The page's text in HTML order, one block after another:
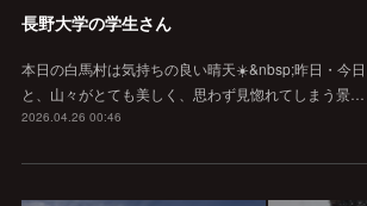
長野大学の学生さん
本日の白馬村は気持ちの良い晴天☀️&nbsp;昨日・今日
と、山々がとても美しく、思わず見惚れてしまう景…
2026.04.26 00:46